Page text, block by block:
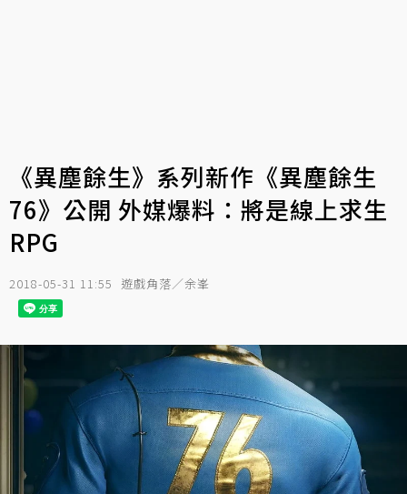
《異塵餘生》系列新作《異塵餘生
76》公開 外媒爆料：將是線上求生
RPG
2018-05-31 11:55 遊戲角落／余峯